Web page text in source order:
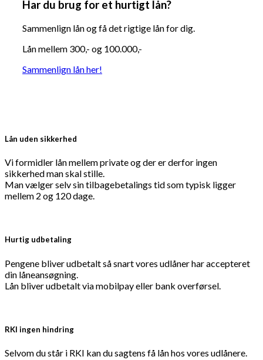
Har du brug for et hurtigt lån?
Sammenlign lån og få det rigtige lån for dig.
Lån mellem 300,- og 100.000,-
Sammenlign lån her!
Lån uden sikkerhed
Vi formidler lån mellem private og der er derfor ingen
sikkerhed man skal stille.
Man vælger selv sin tilbagebetalings tid som typisk ligger
mellem 2 og 120 dage.
Hurtig udbetaling
Pengene bliver udbetalt så snart vores udlåner har accepteret
din låneansøgning.
Lån bliver udbetalt via mobilpay eller bank overførsel.
RKI ingen hindring
Selvom du står i RKI kan du sagtens få lån hos vores udlånere.